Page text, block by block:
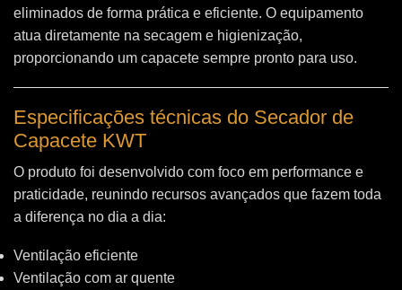
eliminados de forma prática e eficiente. O equipamento
atua diretamente na secagem e higienização,
proporcionando um capacete sempre pronto para uso.
Especificações técnicas do Secador de
Capacete KWT
O produto foi desenvolvido com foco em performance e
praticidade, reunindo recursos avançados que fazem toda
a diferença no dia a dia:
Ventilação eficiente
Ventilação com ar quente